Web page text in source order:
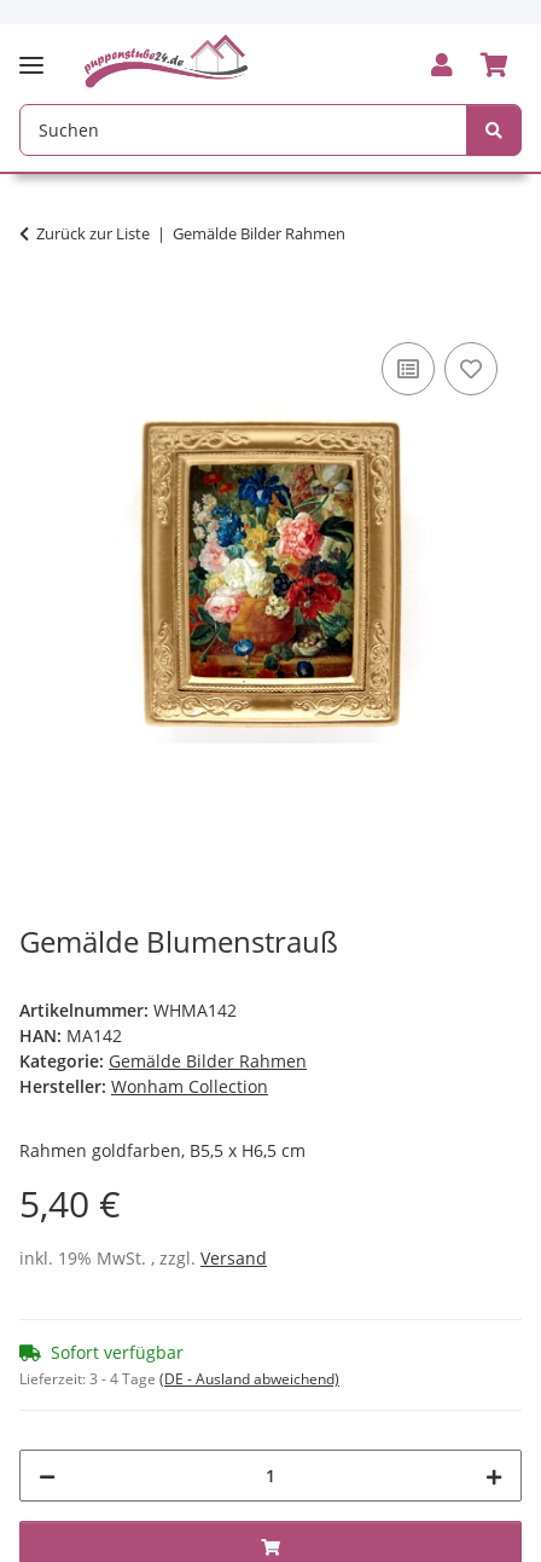
Zurück zur Liste Gemälde Bilder Rahmen
Gemälde Blumenstrauß
Artikelnummer: WHMA142
HAN: MA142
Kategorie: Gemälde Bilder Rahmen
Hersteller: Wonham Collection
Rahmen goldfarben, B5,5 x H6,5 cm
5,40 €
inkl. 19% MwSt. , zzgl. Versand
Sofort verfügbar
Lieferzeit:3 - 4 Tage (DE - Ausland abweichend)